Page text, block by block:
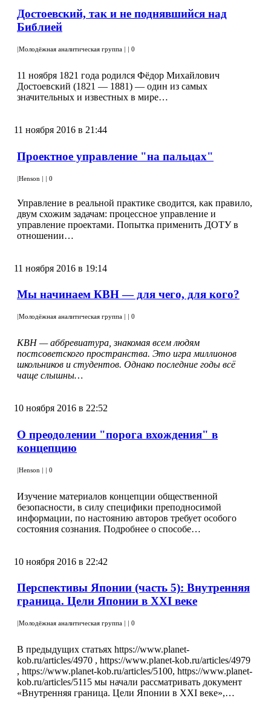
Достоевский, так и не поднявшийся над
Библией
|Молодёжная аналитическая группа | | 0
11 ноября 1821 года родился Фёдор Михайлович
Достоевский (1821 — 1881) — один из самых
значительных и известных в мире…
11 ноября 2016 в 21:44
Проектное управление "на пальцах"
|Henson | | 0
Управление в реальной практике сводится, как правило,
двум схожим задачам: процессное управление и
управление проектами. Попытка применить ДОТУ в
отношении…
11 ноября 2016 в 19:14
Мы начинаем КВН — для чего, для кого?
|Молодёжная аналитическая группа | | 0
КВН — аббревиатура, знакомая всем людям
постсоветского пространства. Это игра миллионов
школьников и студентов. Однако последние годы всё
чаще слышны…
10 ноября 2016 в 22:52
О преодолении "порога вхождения" в
концепцию
|Henson | | 0
Изучение материалов концепции общественной
безопасности, в силу специфики преподносимой
информации, по настоянию авторов требует особого
состояния сознания. Подробнее о способе…
10 ноября 2016 в 22:42
Перспективы Японии (часть 5): Внутренняя
граница. Цели Японии в XXI веке
|Молодёжная аналитическая группа | | 0
В предыдущих статьях https://www.planet-
kob.ru/articles/4970 , https://www.planet-kob.ru/articles/4979
, https://www.planet-kob.ru/articles/5100, https://www.planet-
kob.ru/articles/5115 мы начали рассматривать документ
«Внутренняя граница. Цели Японии в XXI веке»,…